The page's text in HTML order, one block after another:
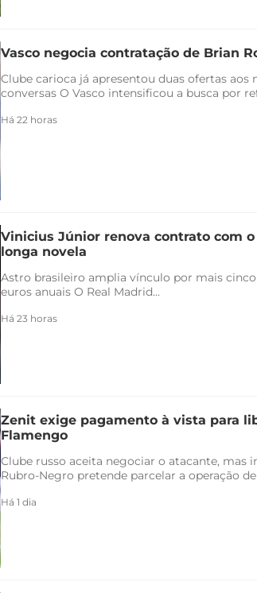
Vasco negocia contratação de Brian
Clube carioca já apresentou duas ofertas aos
conversas O Vasco intensificou a busca por
Há 22 horas
Vinicius Júnior renova contrato com
longa novela
Astro brasileiro amplia vínculo por mais
euros anuais O Real Madrid...
Há 23 horas
Zenit exige pagamento à vista para
Flamengo
Clube russo aceita negociar o atacante, mas
Rubro-Negro pretende parcelar a operação de
Há 1 dia